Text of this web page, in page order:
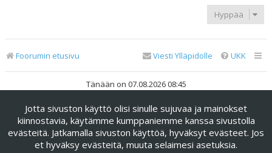
Hyppää
Foorumin etusivu UKK
Viesti Ylläpidolle
Tänään on 07.08.2026 08:45
Keskustelufoorumin ohjelmistophpBB® Forum Software ©
phpBB Limited
Käännös: phpBB Suomi (lurttinen, harritapio, Pettis)
phpBB Metro Theme byPixelGoose Studio
Jotta sivuston käyttö olisi sinulle sujuvaa ja mainokset
kiinnostavia, käytämme kumppaniemme kanssa sivustolla
evästeitä. Jatkamalla sivuston käyttöä, hyväksyt evästeet. Jos
et hyväksy evästeitä, muuta selaimesi asetuksia.